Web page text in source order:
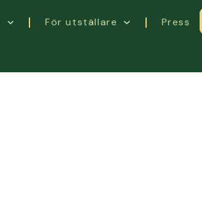
För utställare Press